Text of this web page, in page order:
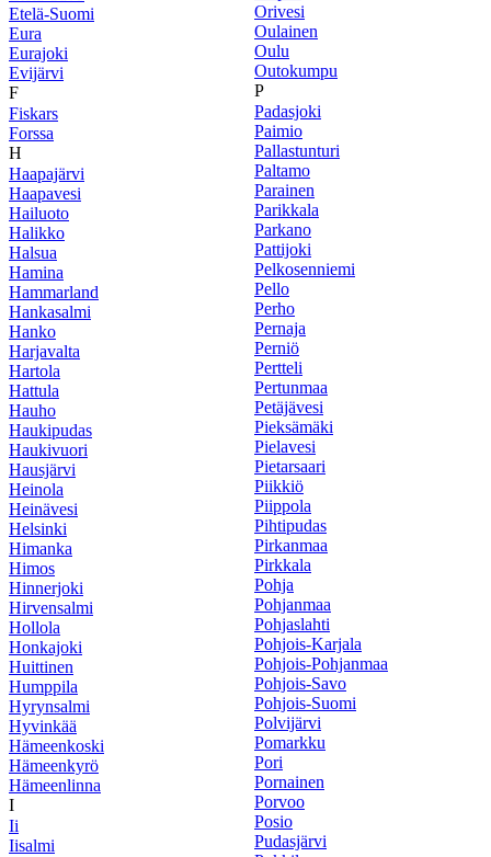
Etelä-Suomi
Eura
Eurajoki
Evijärvi
F
Fiskars
Forssa
H
Haapajärvi
Haapavesi
Hailuoto
Halikko
Halsua
Hamina
Hammarland
Hankasalmi
Hanko
Harjavalta
Hartola
Hattula
Hauho
Haukipudas
Haukivuori
Hausjärvi
Heinola
Heinävesi
Helsinki
Himanka
Himos
Hinnerjoki
Hirvensalmi
Hollola
Honkajoki
Huittinen
Humppila
Hyrynsalmi
Hyvinkää
Hämeenkoski
Hämeenkyrö
Hämeenlinna
I
Ii
Iisalmi
Orivesi
Oulainen
Oulu
Outokumpu
P
Padasjoki
Paimio
Pallastunturi
Paltamo
Parainen
Parikkala
Parkano
Pattijoki
Pelkosenniemi
Pello
Perho
Pernaja
Perniö
Pertteli
Pertunmaa
Petäjävesi
Pieksämäki
Pielavesi
Pietarsaari
Piikkiö
Piippola
Pihtipudas
Pirkanmaa
Pirkkala
Pohja
Pohjanmaa
Pohjaslahti
Pohjois-Karjala
Pohjois-Pohjanmaa
Pohjois-Savo
Pohjois-Suomi
Polvijärvi
Pomarkku
Pori
Pornainen
Porvoo
Posio
Pudasjärvi